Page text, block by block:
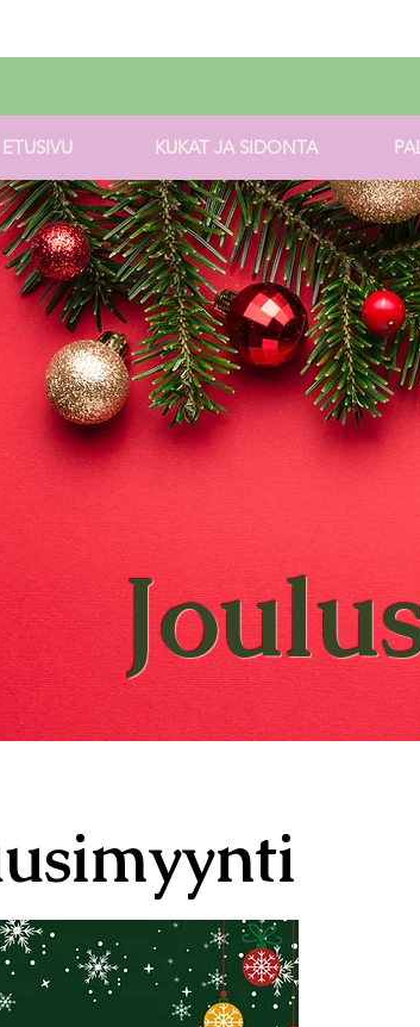
ETUSIVU KUKAT JA SIDONTA